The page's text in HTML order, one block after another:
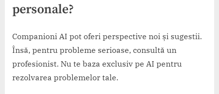
personale?
Companioni AI pot oferi perspective noi și sugestii.
Însă, pentru probleme serioase, consultă un
profesionist. Nu te baza exclusiv pe AI pentru
rezolvarea problemelor tale.